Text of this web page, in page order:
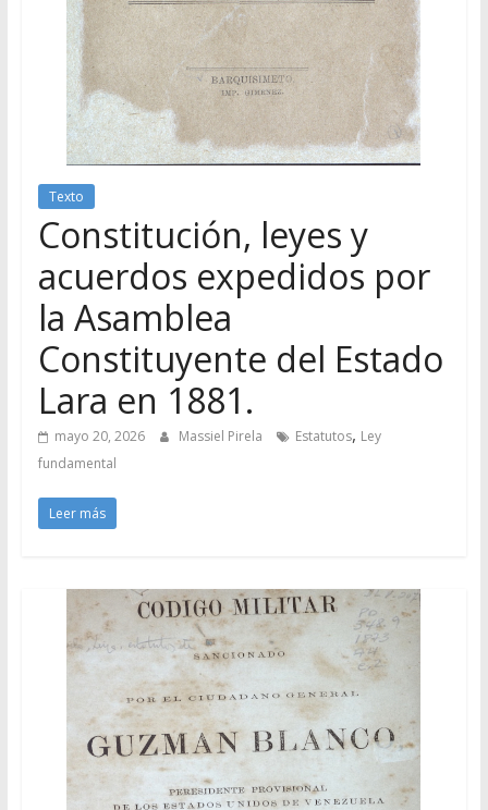
Texto
Constitución, leyes y
acuerdos expedidos por
la Asamblea
Constituyente del Estado
Lara en 1881.
mayo 20, 2026 Massiel Pirela Estatutos, Ley
fundamental
Leer más